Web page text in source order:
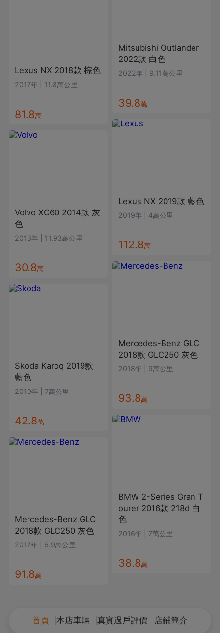
Lexus NX 2018款 棕色
2017年 11.8萬公里
81.8萬
Volvo XC60 2014款 灰
色
2013年 11.93萬公里
30.8萬
Skoda Karoq 2019款
藍色
2019年 7萬公里
42.8萬
Mercedes-Benz GLC
2018款 GLC250 灰色
2017年 6.9萬公里
91.8萬
Mitsubishi Outlander
2022款 白色
2022年 9.11萬公里
39.8萬
Lexus NX 2019款 藍色
2019年 4萬公里
112.8萬
Mercedes-Benz GLC
2018款 GLC250 灰色
2018年 9萬公里
93.8萬
BMW 2-Series Gran T
ourer 2016款 218d 白
色
2016年 7萬公里
38.8萬
首頁 本店車輛 真實過戶評價 店鋪簡介